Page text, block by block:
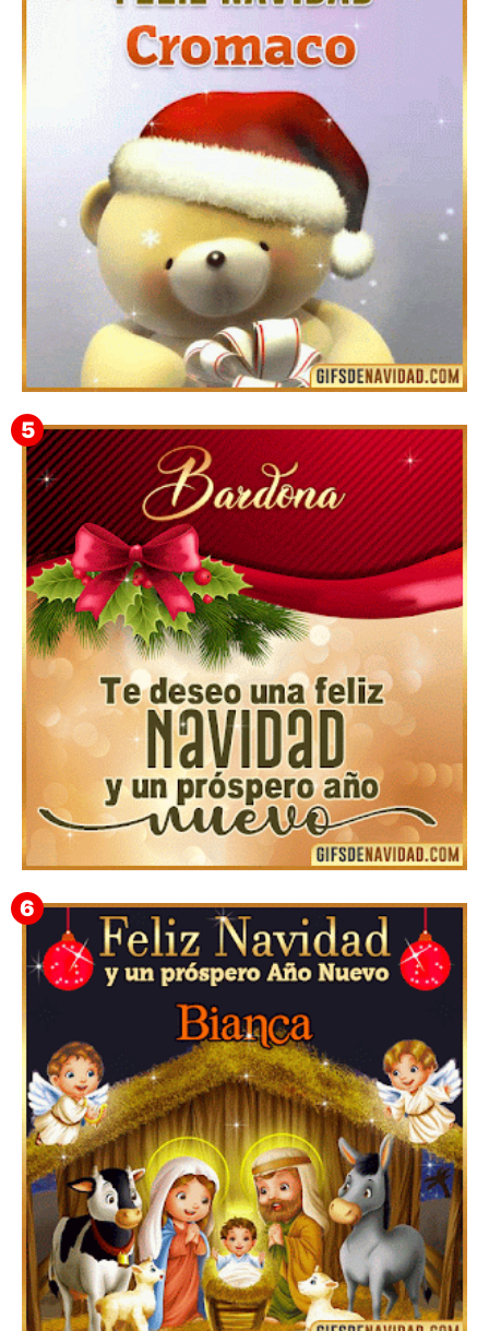
Te deseo una Feliz Navidad Barsimea
Feliz Navidad Cromaco
Te deseo una Feliz Navidad Bardona